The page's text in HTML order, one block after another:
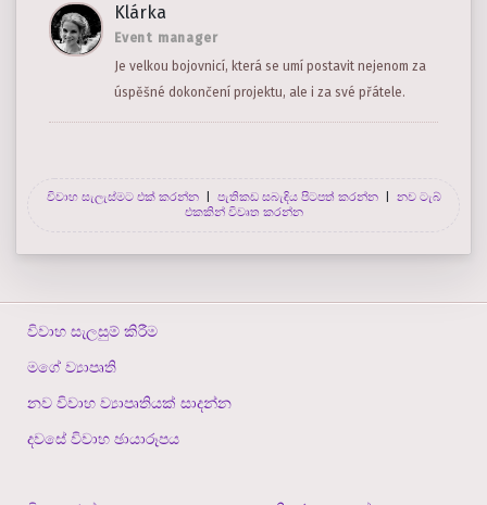
Klárka
Event manager
Je velkou bojovnicí, která se umí postavit nejenom za
úspěšné dokončení projektu, ale i za své přátele.
විවාහ සැලැස්මට එක් කරන්න පැතිකඩ සබැඳිය පිටපත් කරන්න
නව ටැබ්
එකකින් විවෘත කරන්න
විවාහ සැලසුම් කිරීම
මගේ ව්‍යාපෘති
නව විවාහ ව්‍යාපෘතියක් සාදන්න
දවසේ විවාහ ඡායාරූපය